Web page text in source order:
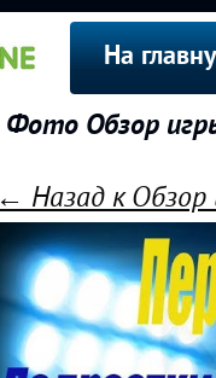
На
Фото Обзор
← Назад к